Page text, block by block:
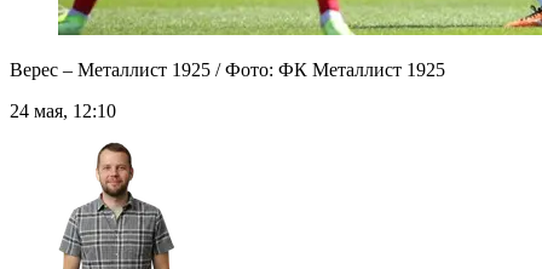
Верес – Металлист 1925 / Фото: ФК Металлист 1925
24 мая, 12:10